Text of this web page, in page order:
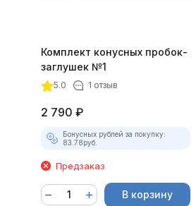
Комплект конусных пробок-
заглушек №1
5.0 1 отзыв
2 790 ₽
Бонусных рублей за покупку:
83.78руб.
Предзаказ
В корзину